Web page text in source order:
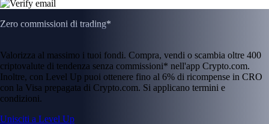
Zero commissioni di trading*
Valorizza al massimo i tuoi fondi. Compra, vendi o scambia oltre 400
criptovalute di tendenza senza commissioni* nell'app Crypto.com.
Inoltre, con Level Up puoi ottenere fino al 6% di ricompense in CRO
con la Visa prepagata di Crypto.com. Si applicano termini e
condizioni.
Unisciti a Level Up